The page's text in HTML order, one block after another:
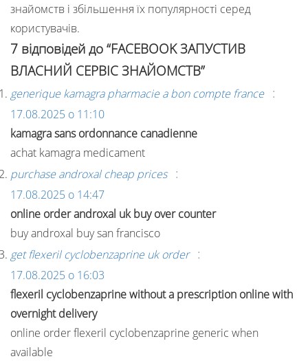
знайомств і збільшення їх популярності серед
користувачів.
7 відповідей до “FACEBOOK ЗАПУСТИВ
ВЛАСНИЙ СЕРВІС ЗНАЙОМСТВ”
generique kamagra pharmacie a bon compte france :
17.08.2025 о 11:10
kamagra sans ordonnance canadienne
achat kamagra medicament
purchase androxal cheap prices :
17.08.2025 о 14:47
online order androxal uk buy over counter
buy androxal buy san francisco
get flexeril cyclobenzaprine uk order :
17.08.2025 о 16:03
flexeril cyclobenzaprine without a prescription online with
overnight delivery
online order flexeril cyclobenzaprine generic when
available